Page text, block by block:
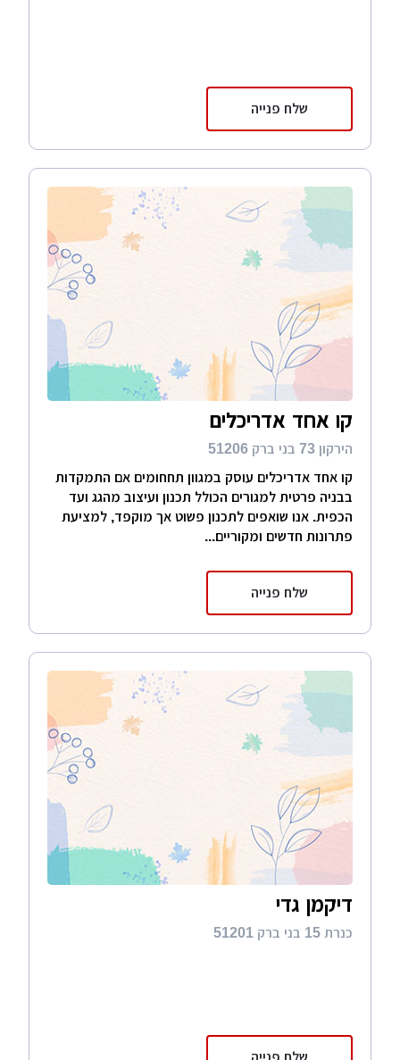
שלח פנייה
קו אחד אדריכלים
הירקון 73 בני ברק 51206
קו אחד אדריכלים עוסק במגוון תחחומים אם התמקדות
בבניה פרטית למגורים הכולל תכנון ועיצוב מהגג ועד
הכפית. אנו שואפים לתכנון פשוט אך מוקפד, למציעת
פתרונות חדשים ומקוריים...
שלח פנייה
דיקמן גדי
כנרת 15 בני ברק 51201
שלח פנייה